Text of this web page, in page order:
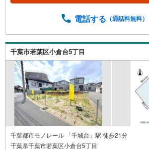
電話する （通話料無料）
千葉市若葉区小倉台5丁目
千葉都市モノレール 「千城台」駅 徒歩21分
千葉県千葉市若葉区小倉台5丁目